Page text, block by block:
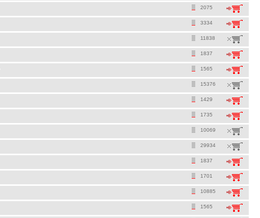
2075
3334
11838
1837
1565
15376
1429
1735
10069
29934
1837
1701
10885
1565